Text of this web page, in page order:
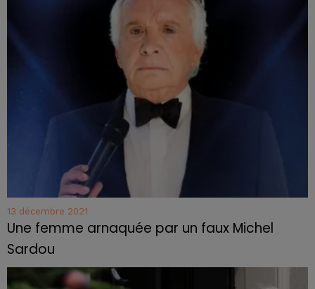
13 décembre 2021
Une femme arnaquée par un faux Michel
Sardou